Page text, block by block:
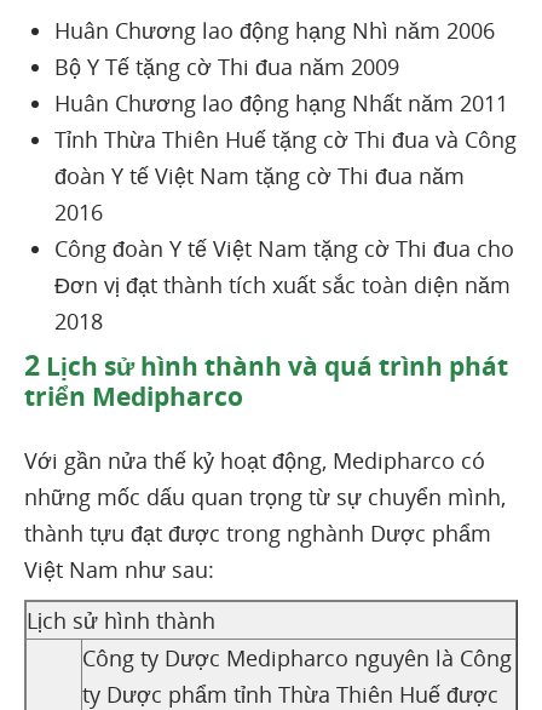
Huân Chương lao động hạng Nhì năm 2006
Bộ Y Tế tặng cờ Thi đua năm 2009
Huân Chương lao động hạng Nhất năm 2011
Tỉnh Thừa Thiên Huế tặng cờ Thi đua và Công
đoàn Y tế Việt Nam tặng cờ Thi đua năm
2016
Công đoàn Y tế Việt Nam tặng cờ Thi đua cho
Đơn vị đạt thành tích xuất sắc toàn diện năm
2018
2 Lịch sử hình thành và quá trình phát
triển Medipharco
Với gần nửa thế kỷ hoạt động, Medipharco có
những mốc dấu quan trọng từ sự chuyển mình,
thành tựu đạt được trong nghành Dược phẩm
Việt Nam như sau:
Lịch sử hình thành
Công ty Dược Medipharco nguyên là Công
ty Dược phẩm tỉnh Thừa Thiên Huế được